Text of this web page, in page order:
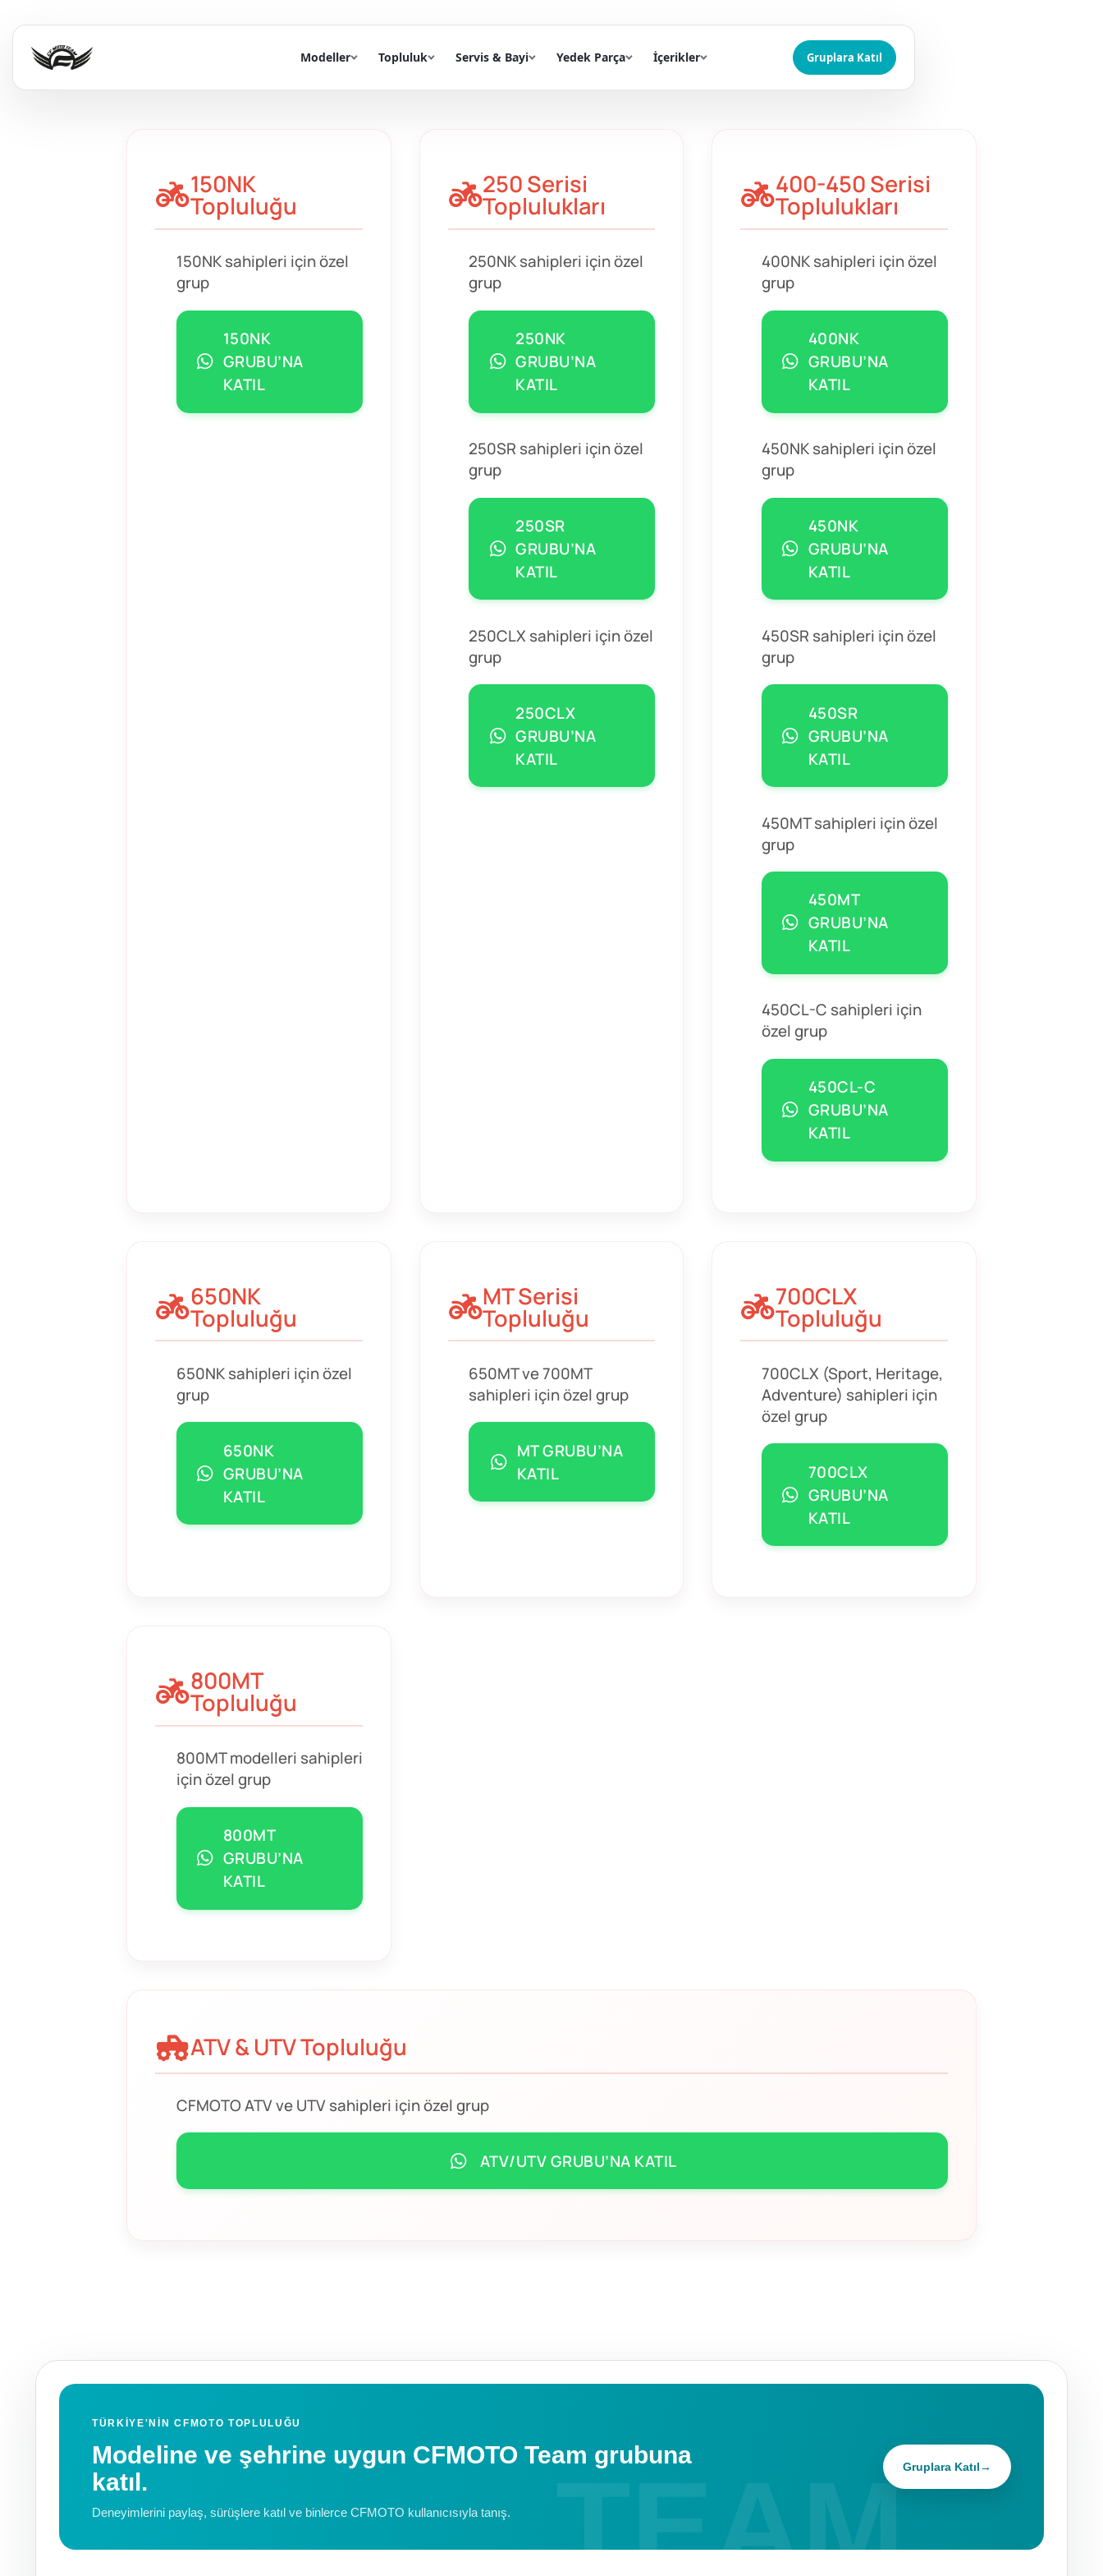
Modeller Topluluk Servis & Bayi Yedek Parça İçerikler Gruplara Katıl
150NK
Topluluğu
150NK sahipleri için özel
grup
150NK
GRUBU’NA
KATIL
250 Serisi
Toplulukları
250NK sahipleri için özel
grup
250NK
GRUBU’NA
KATIL
250SR sahipleri için özel
grup
250SR
GRUBU’NA
KATIL
250CLX sahipleri için özel
grup
250CLX
GRUBU’NA
KATIL
400-450 Serisi
Toplulukları
400NK sahipleri için özel
grup
400NK
GRUBU’NA
KATIL
450NK sahipleri için özel
grup
450NK
GRUBU’NA
KATIL
450SR sahipleri için özel
grup
450SR
GRUBU’NA
KATIL
450MT sahipleri için özel
grup
450MT
GRUBU’NA
KATIL
450CL-C sahipleri için
özel grup
450CL-C
GRUBU’NA
KATIL
650NK
Topluluğu
650NK sahipleri için özel
grup
650NK
GRUBU’NA
KATIL
MT Serisi
Topluluğu
650MT ve 700MT
sahipleri için özel grup
MT GRUBU’NA
KATIL
700CLX
Topluluğu
700CLX (Sport, Heritage,
Adventure) sahipleri için
özel grup
700CLX
GRUBU’NA
KATIL
800MT
Topluluğu
800MT modelleri sahipleri
için özel grup
800MT
GRUBU’NA
KATIL
ATV & UTV Topluluğu
CFMOTO ATV ve UTV sahipleri için özel grup
ATV/UTV GRUBU’NA KATIL
TÜRKIYE'NIN CFMOTO TOPLULUĞU
Modeline ve şehrine uygun CFMOTO Team grubuna
katıl.
Deneyimlerini paylaş, sürüşlere katıl ve binlerce CFMOTO kullanıcısıyla tanış.
Gruplara Katıl→